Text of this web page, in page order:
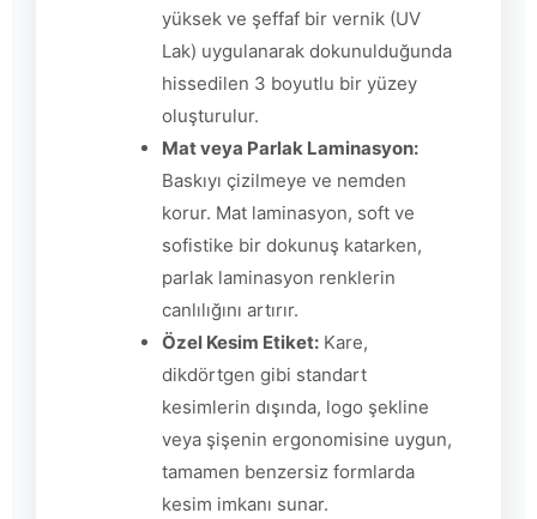
yüksek ve şeffaf bir vernik (UV
Lak) uygulanarak dokunulduğunda
hissedilen 3 boyutlu bir yüzey
oluşturulur.
Mat veya Parlak Laminasyon:
Baskıyı çizilmeye ve nemden
korur. Mat laminasyon, soft ve
sofistike bir dokunuş katarken,
parlak laminasyon renklerin
canlılığını artırır.
Özel Kesim Etiket: Kare,
dikdörtgen gibi standart
kesimlerin dışında, logo şekline
veya şişenin ergonomisine uygun,
tamamen benzersiz formlarda
kesim imkanı sunar.